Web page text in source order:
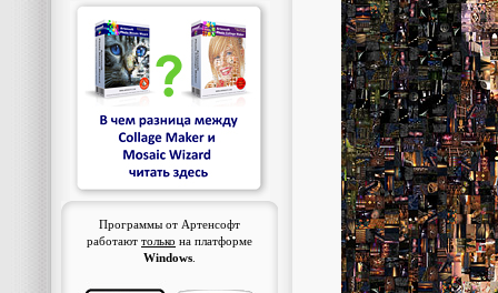
Программы от Артенсофт
работают только на платформе
Windows